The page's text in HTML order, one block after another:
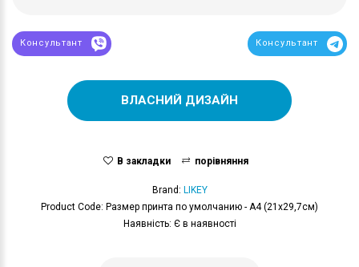
Консультант Консультант
ВЛАСНИЙ ДИЗАЙН
В закладки порівняння
Brand: LIKEY
Product Code: Размер принта по умолчанию - А4 (21x29,7см)
Наявність: Є в наявності